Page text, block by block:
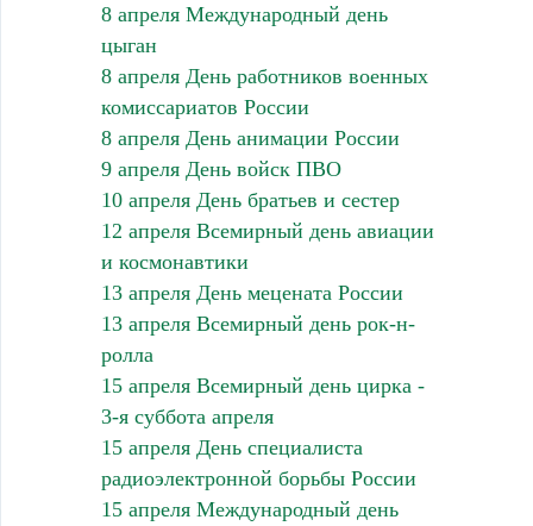
8 апреля Международный день
цыган
8 апреля День работников военных
комиссариатов России
8 апреля День анимации России
9 апреля День войск ПВО
10 апреля День братьев и сестер
12 апреля Всемирный день авиации
и космонавтики
13 апреля День мецената России
13 апреля Всемирный день рок-н-
ролла
15 апреля Всемирный день цирка -
3-я суббота апреля
15 апреля День специалиста
радиоэлектронной борьбы России
15 апреля Международный день